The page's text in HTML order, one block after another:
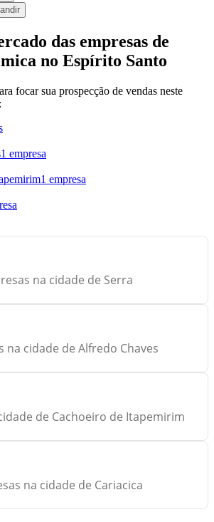
das empresas de
no Espírito Santo
focar sua prospecção de vendas neste
1 empresa
1 empresa
na cidade de Serra
na cidade de Alfredo Chaves
de Cachoeiro de Itapemirim
na cidade de Cariacica